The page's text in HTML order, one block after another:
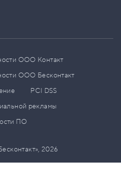
ООО Контакт
ООО Бесконтакт
PCI DSS
рекламы
ПО
2026